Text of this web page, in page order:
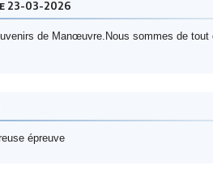
23-03-2026
de Manœuvre.Nous sommes de
épreuve